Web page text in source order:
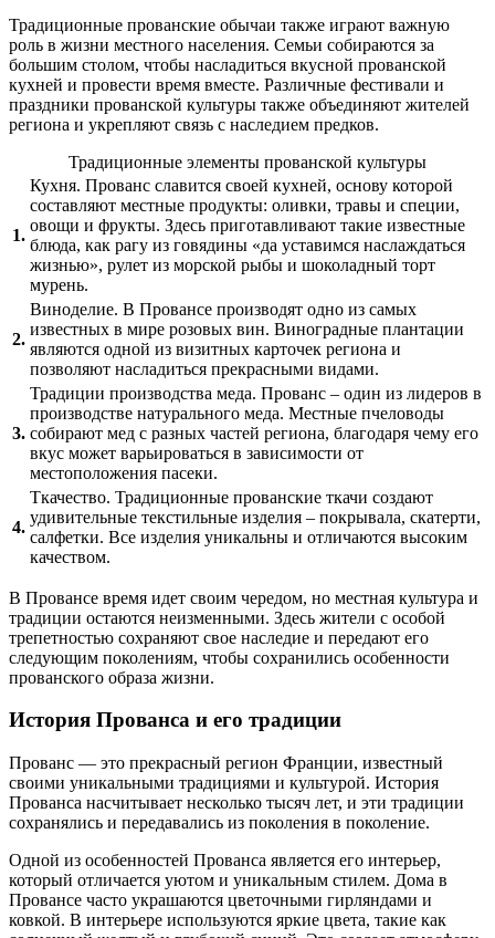
Традиционные прованские обычаи также играют важную
роль в жизни местного населения. Семьи собираются за
большим столом, чтобы насладиться вкусной прованской
кухней и провести время вместе. Различные фестивали и
праздники прованской культуры также объединяют жителей
региона и укрепляют связь с наследием предков.
Традиционные элементы прованской культуры
1.
Кухня. Прованс славится своей кухней, основу которой
составляют местные продукты: оливки, травы и специи,
овощи и фрукты. Здесь приготавливают такие известные
блюда, как рагу из говядины «да уставимся наслаждаться
жизнью», рулет из морской рыбы и шоколадный торт
мурень.
2.
Виноделие. В Провансе производят одно из самых
известных в мире розовых вин. Виноградные плантации
являются одной из визитных карточек региона и
позволяют насладиться прекрасными видами.
3.
Традиции производства меда. Прованс – один из лидеров в
производстве натурального меда. Местные пчеловоды
собирают мед с разных частей региона, благодаря чему его
вкус может варьироваться в зависимости от
местоположения пасеки.
4.
Ткачество. Традиционные прованские ткачи создают
удивительные текстильные изделия – покрывала, скатерти,
салфетки. Все изделия уникальны и отличаются высоким
качеством.
В Провансе время идет своим чередом, но местная культура и
традиции остаются неизменными. Здесь жители с особой
трепетностью сохраняют свое наследие и передают его
следующим поколениям, чтобы сохранились особенности
прованского образа жизни.
История Прованса и его традиции
Прованс — это прекрасный регион Франции, известный
своими уникальными традициями и культурой. История
Прованса насчитывает несколько тысяч лет, и эти традиции
сохранялись и передавались из поколения в поколение.
Одной из особенностей Прованса является его интерьер,
который отличается уютом и уникальным стилем. Дома в
Провансе часто украшаются цветочными гирляндами и
ковкой. В интерьере используются яркие цвета, такие как